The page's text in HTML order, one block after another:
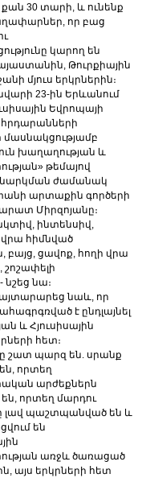
30 տարի, և ունենք
որ բաց
կարող են
Թուրքիային
մյուս երկրներին։
23-ին Երևանում
Եվրոպայի
խաղաղության և
թեմայով
ժամանակ
արտաքին գործերի
Միրզոյանը։
ինտենսիվ,
վրա հիմնված
բայց, ցավոք, հողի վրա
շոշափելի
նշեց նա։
նաև, որ
է ընդլայնել
և Հյուսիսային
հետ։
շատ պարզ են. սրանք
որտեղ
արժեքներն
որտեղ մարդու
լավ պաշտպանված են և
են
առջև ծառացած
այս երկրների հետ